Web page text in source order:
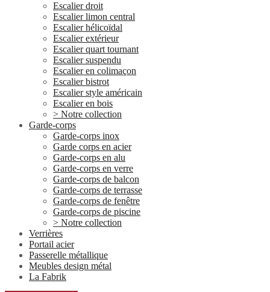
Escalier droit
Escalier limon central
Escalier hélicoïdal
Escalier extérieur
Escalier quart tournant
Escalier suspendu
Escalier en colimaçon
Escalier bistrot
Escalier style américain
Escalier en bois
> Notre collection
Garde-corps
Garde-corps inox
Garde corps en acier
Garde-corps en alu
Garde-corps en verre
Garde-corps de balcon
Garde-corps de terrasse
Garde-corps de fenêtre
Garde-corps de piscine
> Notre collection
Verrières
Portail acier
Passerelle métallique
Meubles design métal
La Fabrik